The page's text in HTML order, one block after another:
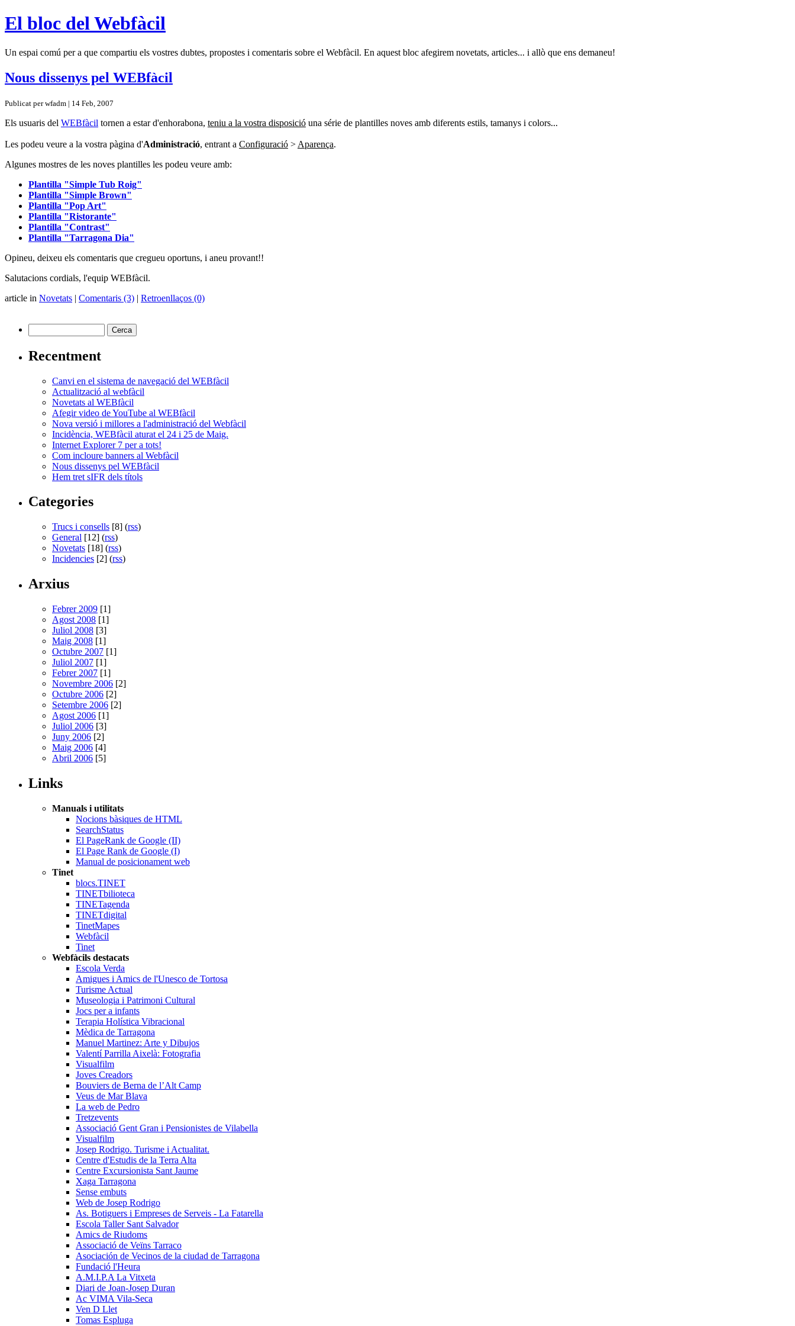
El bloc del Webfàcil
Un espai comú per a que compartiu els vostres dubtes, propostes i comentaris sobre el Webfàcil. En aquest bloc afegirem novetats, articles... i allò que ens demaneu!
Nous dissenys pel WEBfàcil
Publicat per wfadm | 14 Feb, 2007
Els usuaris del WEBfàcil tornen a estar d'enhorabona, teniu a la vostra disposició una série de plantilles noves amb diferents estils, tamanys i colors...
Les podeu veure a la vostra pàgina d'Administració, entrant a Configuració > Aparença.
Algunes mostres de les noves plantilles les podeu veure amb:
Plantilla "Simple Tub Roig"
Plantilla "Simple Brown"
Plantilla "Pop Art"
Plantilla "Ristorante"
Plantilla "Contrast"
Plantilla "Tarragona Dia"
Opineu, deixeu els comentaris que cregueu oportuns, i aneu provant!!
Salutacions cordials, l'equip WEBfàcil.
article in Novetats | Comentaris (3) | Retroenllaços (0)
Recentment
Canvi en el sistema de navegació del WEBfàcil
Actualització al webfàcil
Novetats al WEBfàcil
Afegir video de YouTube al WEBfàcil
Nova versió i millores a l'administració del Webfàcil
Incidència, WEBfàcil aturat el 24 i 25 de Maig.
Internet Explorer 7 per a tots!
Com incloure banners al Webfàcil
Nous dissenys pel WEBfàcil
Hem tret sIFR dels títols
Categories
Trucs i consells [8] (rss)
General [12] (rss)
Novetats [18] (rss)
Incidencies [2] (rss)
Arxius
Febrer 2009 [1]
Agost 2008 [1]
Juliol 2008 [3]
Maig 2008 [1]
Octubre 2007 [1]
Juliol 2007 [1]
Febrer 2007 [1]
Novembre 2006 [2]
Octubre 2006 [2]
Setembre 2006 [2]
Agost 2006 [1]
Juliol 2006 [3]
Juny 2006 [2]
Maig 2006 [4]
Abril 2006 [5]
Links
Manuals i utilitats
Nocions bàsiques de HTML
SearchStatus
El PageRank de Google (II)
El Page Rank de Google (I)
Manual de posicionament web
Tinet
blocs.TINET
TINETbilioteca
TINETagenda
TINETdigital
TinetMapes
Webfàcil
Tinet
Webfàcils destacats
Escola Verda
Amigues i Amics de l'Unesco de Tortosa
Turisme Actual
Museologia i Patrimoni Cultural
Jocs per a infants
Terapia Holística Vibracional
Mèdica de Tarragona
Manuel Martinez: Arte y Dibujos
Valentí Parrilla Aixelà: Fotografia
Visualfilm
Joves Creadors
Bouviers de Berna de l’Alt Camp
Veus de Mar Blava
La web de Pedro
Tretzevents
Associació Gent Gran i Pensionistes de Vilabella
Visualfilm
Josep Rodrigo. Turisme i Actualitat.
Centre d'Estudis de la Terra Alta
Centre Excursionista Sant Jaume
Xaga Tarragona
Sense embuts
Web de Josep Rodrigo
As. Botiguers i Empreses de Serveis - La Fatarella
Escola Taller Sant Salvador
Amics de Riudoms
Associació de Veïns Tarraco
Asociación de Vecinos de la ciudad de Tarragona
Fundació l'Heura
A.M.I.P.A La Vitxeta
Diari de Joan-Josep Duran
Ac VIMA Vila-Seca
Ven D Llet
Tomas Espluga